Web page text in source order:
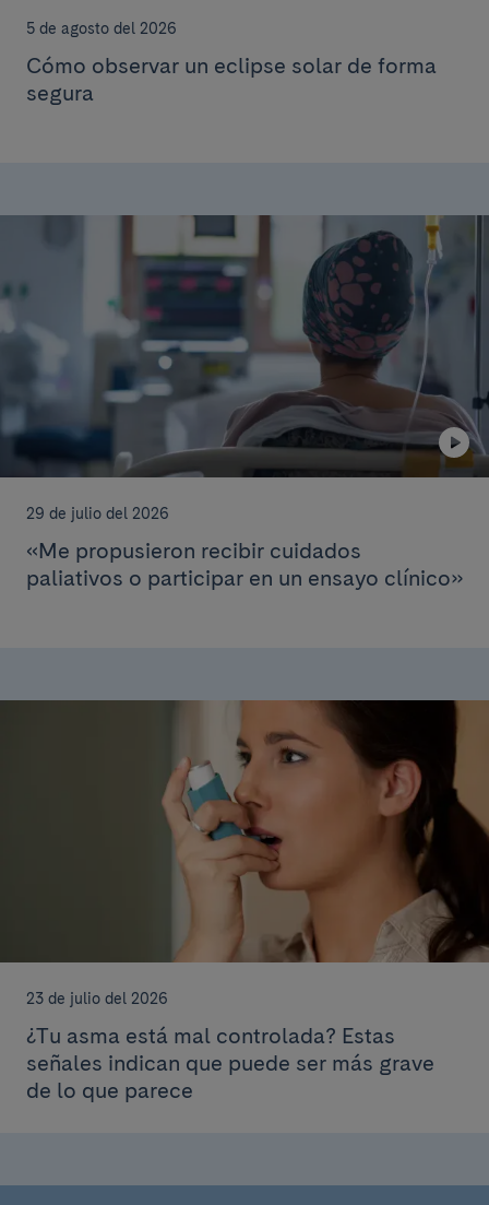
5 de agosto del 2026
Cómo observar un eclipse solar de forma
segura
29 de julio del 2026
«Me propusieron recibir cuidados
paliativos o participar en un ensayo clínico»
23 de julio del 2026
¿Tu asma está mal controlada? Estas
señales indican que puede ser más grave
de lo que parece